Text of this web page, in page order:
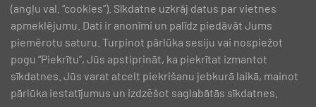
(angļu val. “cookies”). Sīkdatne uzkrāj datus par vietnes
apmeklējumu. Dati ir anonīmi un palīdz piedāvāt Jums
piemērotu saturu. Turpinot pārlūka sesiju vai nospiežot
pogu “Piekrītu”, Jūs apstiprināt, ka piekrītat izmantot
sīkdatnes. Jūs varat atcelt piekrišanu jebkurā laikā, mainot
pārlūka iestatījumus un izdzēšot saglabātās sīkdatnes.